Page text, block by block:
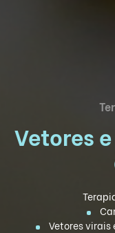
Vetores
Vetores virais